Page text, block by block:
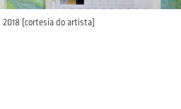
| 2018 [cortesia do artista]